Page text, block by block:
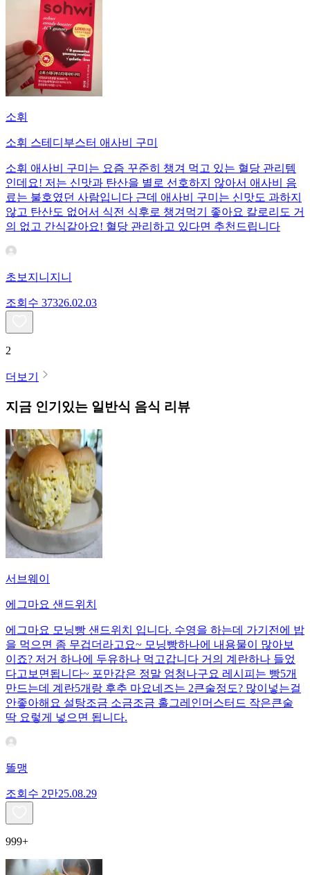
소휘
소휘 스테디부스터 애사비 구미
소휘 애사비 구미는 요즘 꾸준히 챙겨 먹고 있는 혈당 관리템
인데요! 저는 신맛과 탄산을 별로 선호하지 않아서 애사비 음
료는 불호였던 사람입니다 근데 애사비 구미는 신맛도 과하지
않고 탄산도 없어서 식전 식후로 챙겨먹기 좋아요 칼로리도 거
의 없고 간식같아요! 혈당 관리하고 있다면 추천드립니다
초보지니지니
조회수 37326.02.03
2
더보기
지금 인기있는 일반식 음식 리뷰
서브웨이
에그마요 샌드위치
에그마요 모닝빵 샌드위치 입니다. 수영을 하는데 가기전에 밥
을 먹으면 좀 무겁더라고요~ 모닝빵하나에 내용물이 많아보
이죠? 저거 하나에 두유하나 먹고갑니다 거의 계란하나 들었
다고보면됩니다~ 포만감은 정말 엄청나구요 레시피는 빵5개
만드는데 계란5개랑 후추 마요네즈는 2큰술정도? 많이넣는걸
안좋아해요 설탕조금 소금조금 홀그레인머스터드 작은큰술
딱 요렇게 넣으면 됩니다.
똘맹
조회수 2만25.08.29
999+